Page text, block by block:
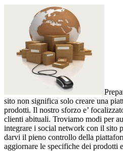
sito non significa solo creare una
prodotti. Il nostro sforzo e’
clienti abituali. Troviamo modi per
integrare i social network con il sito
darvi il pieno controllo della
aggiornare le specifiche dei prodotti